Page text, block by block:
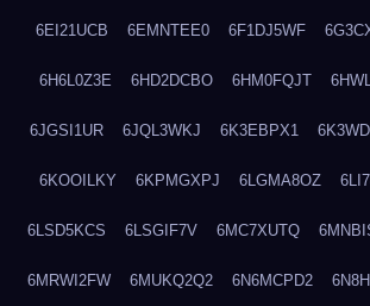
6EI21UCB 6EMNTEE0 6F1DJ5WF
6H6L0Z3E 6HD2DCBO 6HM0FQJT
6JGSI1UR 6JQL3WKJ 6K3EBPX1
6KOOILKY 6KPMGXPJ 6LGMA8OZ
6LSD5KCS 6LSGIF7V 6MC7XUTQ
6MRWI2FW 6MUKQ2Q2 6N6MCPD2